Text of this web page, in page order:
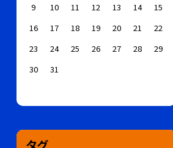
9
10 11 12 13 14
15
16
17 18 19 20 21
22
23
24 25 26 27 28
29
30
31